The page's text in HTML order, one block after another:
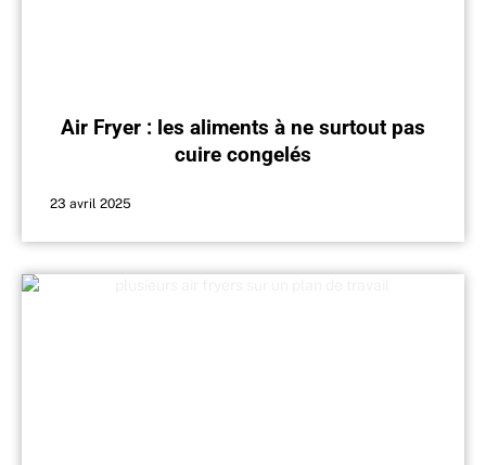
Air Fryer : les aliments à ne surtout pas
cuire congelés
23 avril 2025